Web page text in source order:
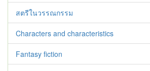
สตรีในวรรณกรรม
Characters and characteristics
Fantasy fiction